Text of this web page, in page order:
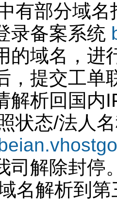
有部分域
录备案系统
的域名，进
，提交工单
解析回国内
状态/法人
司解除封停
名解析到